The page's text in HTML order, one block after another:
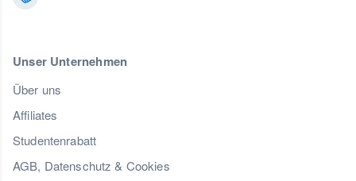
Unser Unternehmen
Über uns
Affiliates
Studentenrabatt
AGB, Datenschutz & Cookies